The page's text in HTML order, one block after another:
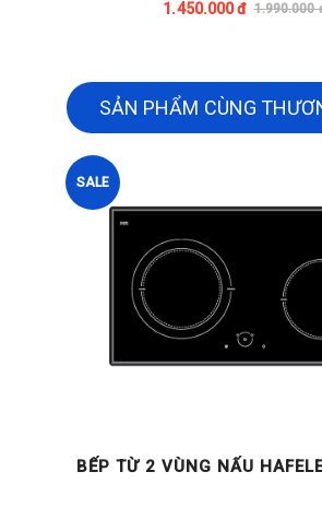
1.450.000 đ 1.990.000
SẢN PHẨM CÙNG
SALE
BẾP TỪ 2 VÙNG NẤU